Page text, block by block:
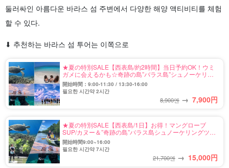
둘러싸인 아름다운 바라스 섬 주변에서 다양한 해양 액티비티를 체험
할 수 있다.
⬇︎ 추천하는 바라스 섬 투어는 이쪽으로
★夏の特別SALE【西表島/約2時間】当日予約OK！ウミ
ガメに会えるかも☆奇跡の島”バラス島”シュノーケリン
グツアー★写真無料＆送迎付き（No.122）
開始時間：9:00-11:30 / 13:30-16:00
필요한 시간약 2시간
8,900엔 → 7,900円
★夏の特別SALE【西表島/1日】お得！マングローブ
SUP/カヌー＆”奇跡の島”バラス島シュノーケリングツア
ー★写真無料＆送迎付き（No.92）
開始時間9:00~16:00
필요한 시간약 7시간
21,700엔 → 15,000円